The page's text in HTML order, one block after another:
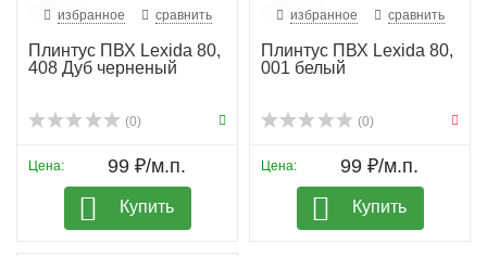
избранное сравнить
Плинтус ПВХ Lexida 80,
408 Дуб черненый
(0)
Цена: 99 ₽/м.п.
Купить
избранное сравнить
Плинтус ПВХ Lexida 80,
001 белый
(0)
Цена: 99 ₽/м.п.
Купить